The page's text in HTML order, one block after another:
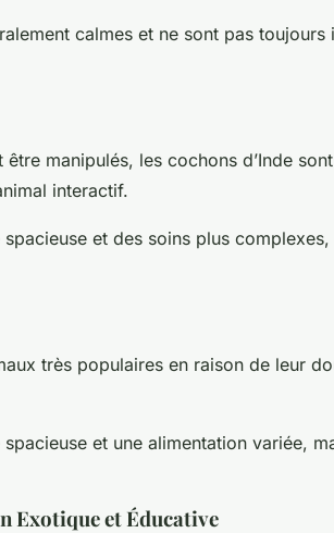
calmes et ne sont pas
être manipulés, les cochons d’Inde
interactif.
et des soins plus
très populaires en raison de leur
et une alimentation variée,
Exotique et Éducative